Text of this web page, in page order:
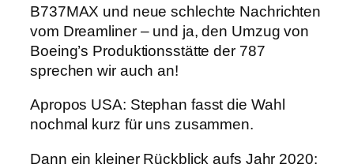
B737MAX und neue schlechte Nachrichten
vom Dreamliner – und ja, den Umzug von
Boeing’s Produktionsstätte der 787
sprechen wir auch an!
Apropos USA: Stephan fasst die Wahl
nochmal kurz für uns zusammen.
Dann ein kleiner Rückblick aufs Jahr 2020: